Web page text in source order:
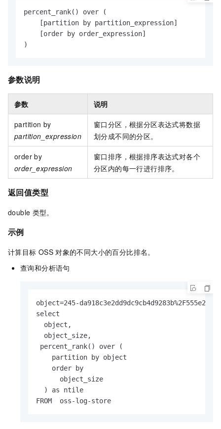
percent_rank() over (
    [partition by partition_expression]
    [order by order_expression]
)
参数说明
参数 说明
partition by
partition_expression
窗口分区，根据分区表达式将数据
划分成不同的分区。
order by
order_expression
窗口排序，根据排序表达式对各个
分区内的每一行进行排序。
返回值类型
double 类型。
示例
计算目标 OSS 对象的不同大小的百分比排名。
查询和分析语句
object=245-
select
  object,
  object_size,
percent_rank() over (
    partition by object
    order by
      object_size
  ) as ntile
FROM  oss-log-store